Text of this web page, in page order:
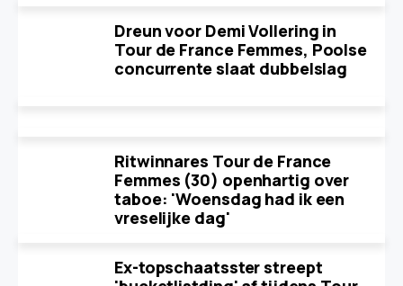
Dreun voor Demi Vollering in
Tour de France Femmes, Poolse
concurrente slaat dubbelslag
Ritwinnares Tour de France
Femmes (30) openhartig over
taboe: 'Woensdag had ik een
vreselijke dag'
Ex-topschaatsster streept